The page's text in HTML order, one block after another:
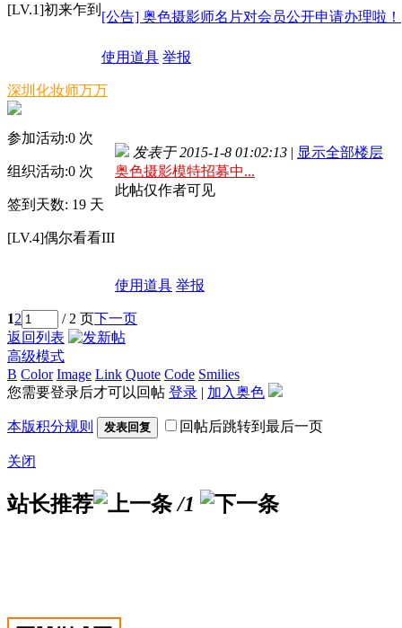
[LV.1]初来乍到 [公告] 奥色摄影师名片对会员公开申请办理啦！
使用道具 举报
深圳化妆师万万
参加活动:0 次
组织活动:0 次
签到天数: 19 天
[LV.4]偶尔看看III
发表于 2015-1-8 01:02:13 | 显示全部楼层
奥色摄影模特招募中...
此帖仅作者可见
使用道具 举报
12 / 2 页下一页
返回列表
高级模式
B Color Image Link Quote Code Smilies
您需要登录后才可以回帖 登录 | 加入奥色
本版积分规则 发表回复 回帖后跳转到最后一页
关闭
站长推荐 /1